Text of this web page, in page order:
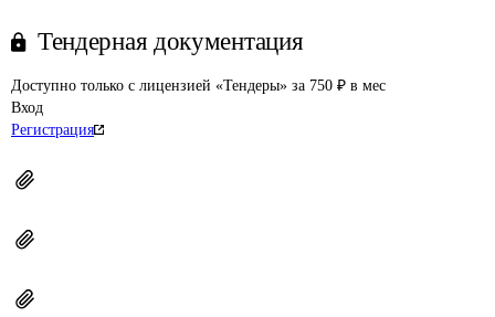
Тендерная документация
Доступно только с лицензией «Тендеры» за 750 ₽ в мес
Вход
Регистрация